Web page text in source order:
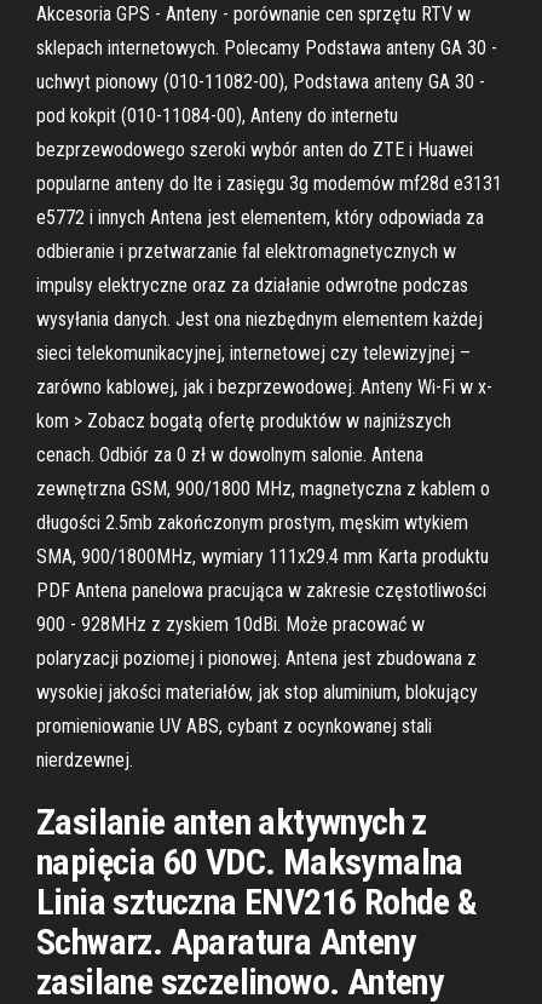
Akcesoria GPS - Anteny - porównanie cen sprzętu RTV w
sklepach internetowych. Polecamy Podstawa anteny GA 30 -
uchwyt pionowy (010-11082-00), Podstawa anteny GA 30 -
pod kokpit (010-11084-00), Anteny do internetu
bezprzewodowego szeroki wybór anten do ZTE i Huawei
popularne anteny do lte i zasięgu 3g modemów mf28d e3131
e5772 i innych Antena jest elementem, który odpowiada za
odbieranie i przetwarzanie fal elektromagnetycznych w
impulsy elektryczne oraz za działanie odwrotne podczas
wysyłania danych. Jest ona niezbędnym elementem każdej
sieci telekomunikacyjnej, internetowej czy telewizyjnej –
zarówno kablowej, jak i bezprzewodowej. Anteny Wi-Fi w x-
kom > Zobacz bogatą ofertę produktów w najniższych
cenach. Odbiór za 0 zł w dowolnym salonie. Antena
zewnętrzna GSM, 900/1800 MHz, magnetyczna z kablem o
długości 2.5mb zakończonym prostym, męskim wtykiem
SMA, 900/1800MHz, wymiary 111x29.4 mm Karta produktu
PDF Antena panelowa pracująca w zakresie częstotliwości
900 - 928MHz z zyskiem 10dBi. Może pracować w
polaryzacji poziomej i pionowej. Antena jest zbudowana z
wysokiej jakości materiałów, jak stop aluminium, blokujący
promieniowanie UV ABS, cybant z ocynkowanej stali
nierdzewnej.
Zasilanie anten aktywnych z
napięcia 60 VDC. Maksymalna
Linia sztuczna ENV216 Rohde &
Schwarz. Aparatura Anteny
zasilane szczelinowo. Anteny